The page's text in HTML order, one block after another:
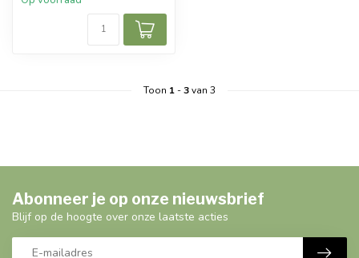
Toon 1-3van 3
Abonneer je op onze nieuwsbrief
Blijf op de hoogte over onze laatste acties